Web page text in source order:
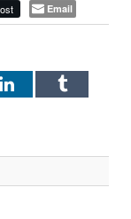
Email
LinkedInTumblr